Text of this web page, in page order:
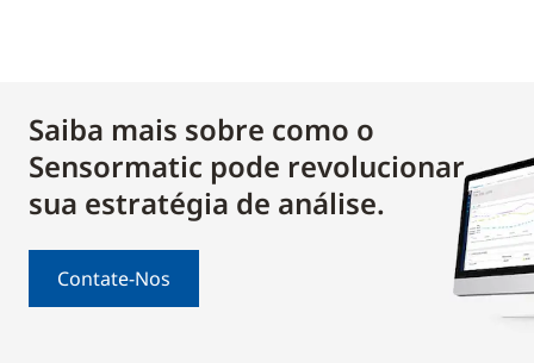
Saiba mais sobre como o
Sensormatic pode revolucionar
sua estratégia de análise.
Contate-Nos